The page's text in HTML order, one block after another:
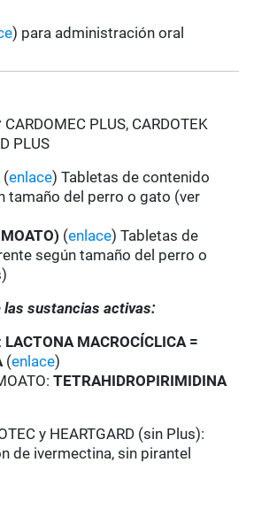
) para administración oral
CARDOMEC PLUS, CARDOTEK
PLUS
(enlace) Tabletas de contenido
tamaño del perro o gato (ver
(enlace) Tabletas de
según tamaño del perro o
las sustancias activas:
LACTONA MACROCÍCLICA =
(enlace)
TETRAHIDROPIRIMIDINA
y HEARTGARD (sin Plus):
de ivermectina, sin pirantel